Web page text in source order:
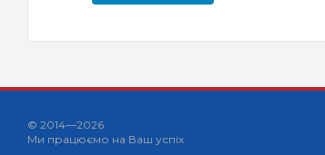
© 2014—2026
Ми працюємо на Ваш успіх